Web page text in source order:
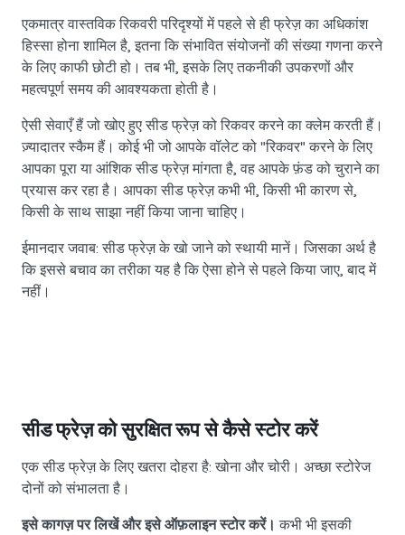
एकमात्र वास्तविक रिकवरी परिदृश्यों में पहले से ही फ्रेज़ का अधिकांश
हिस्सा होना शामिल है, इतना कि संभावित संयोजनों की संख्या गणना करने
के लिए काफी छोटी हो। तब भी, इसके लिए तकनीकी उपकरणों और
महत्वपूर्ण समय की आवश्यकता होती है।
ऐसी सेवाएँ हैं जो खोए हुए सीड फ्रेज़ को रिकवर करने का क्लेम करती हैं।
ज़्यादातर स्कैम हैं। कोई भी जो आपके वॉलेट को "रिकवर" करने के लिए
आपका पूरा या आंशिक सीड फ्रेज़ मांगता है, वह आपके फ़ंड को चुराने का
प्रयास कर रहा है। आपका सीड फ्रेज़ कभी भी, किसी भी कारण से,
किसी के साथ साझा नहीं किया जाना चाहिए।
ईमानदार जवाब: सीड फ्रेज़ के खो जाने को स्थायी मानें। जिसका अर्थ है
कि इससे बचाव का तरीका यह है कि ऐसा होने से पहले किया जाए, बाद में
नहीं।
सीड फ्रेज़ को सुरक्षित रूप से कैसे स्टोर करें
एक सीड फ्रेज़ के लिए खतरा दोहरा है: खोना और चोरी। अच्छा स्टोरेज
दोनों को संभालता है।
इसे कागज़ पर लिखें और इसे ऑफ़लाइन स्टोर करें।कभी भी इसकी